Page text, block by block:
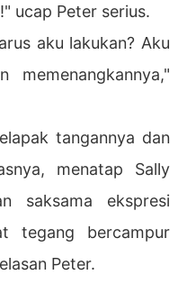
ucap Peter serius.
aku lakukan? Aku
tangannya dan
menatap Sally
saksama ekspresi
tegang bercampur
Peter.